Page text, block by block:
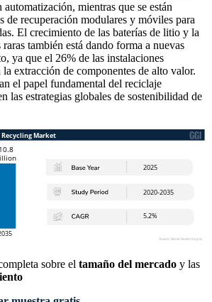
mientras que se están
de recuperación modulares y móviles para
El crecimiento de las baterías de litio y la
también está dando forma a nuevas
ya que el 26% de las instalaciones
la extracción de componentes de alto valor.
el papel fundamental del reciclaje
las estrategias globales de sostenibilidad de
sobre el tamaño del mercado y las